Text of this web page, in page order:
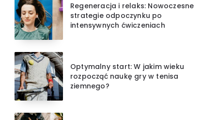
Regeneracja i relaks: Nowoczesne
strategie odpoczynku po
intensywnych ćwiczeniach
Optymalny start: W jakim wieku
rozpocząć naukę gry w tenisa
ziemnego?